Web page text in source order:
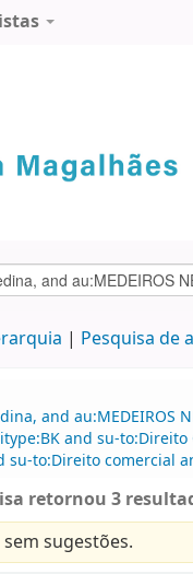
Pesquisa de
and au:MEDEIROS
and su-to:Direito
to:Direito comercial
retornou 3
sugestões.